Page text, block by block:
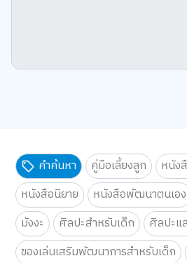
คำค้นหา คู่มือเลี้ยงลูก
หนัง
หนังสือนิยาย
หนังสือพัฒนาตนเอง
มังงะ
ศิลปะสำหรับเด็ก
ศิลปะแ
ของเล่นเสริมพัฒนาการสำหรับเด็ก